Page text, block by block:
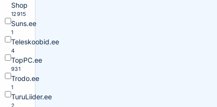
Shop
12915
Suns.ee
1
Teleskoobid.ee
4
TopPC.ee
931
Trodo.ee
1
TuruLiider.ee
2